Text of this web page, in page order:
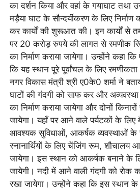
का दर्शन किया और वहां के गयाघाट तथा
मड़ैया घाट के सौन्दर्यीकरण के लिए निर्माण
कर कार्यों की शुरूआत की। इन कार्यों से
पर 20 करोड़ रुपये की लागत से रमणीक
का निर्माण कराया जायेगा। उन्होंने कहा
कि यह स्थान पूरे पूर्वांचल के लिए
नगर विकास मंत्री श्री ए0के0 शर्मा ने
घाटों की गंदगी को साफ कर और
का निर्माण कराया जायेगा और दोनों
जायेगा। यहाँ पर आने वाले पर्यटकों के
आवश्यक सुविधाओं, आकर्षक व्यवस्थाओं के
स्नानार्थियों के लिए चेंजिंग रूम, शौचालय
जायेगा। इस स्थान को आकर्षक बनाने के
जायेगी। नदी में आने वाली गंदगी को रोक
रखा जायेगा। उन्होंने कहा कि इस स्थान के